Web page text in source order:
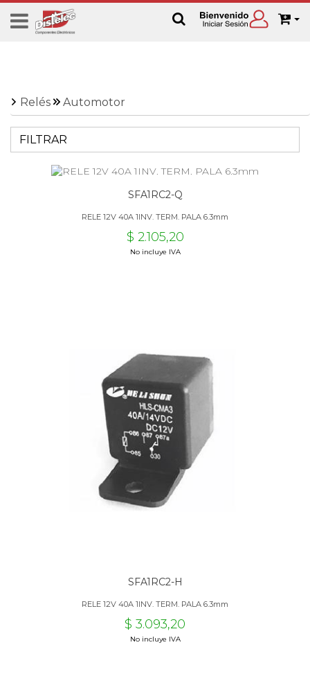
Relés Automotor
FILTRAR
SFA1RC2-Q
RELE 12V 40A 1INV. TERM. PALA 6.3mm
$ 2.105,20
No incluye IVA
SFA1RC2-H
RELE 12V 40A 1INV. TERM. PALA 6.3mm
$ 3.093,20
No incluye IVA